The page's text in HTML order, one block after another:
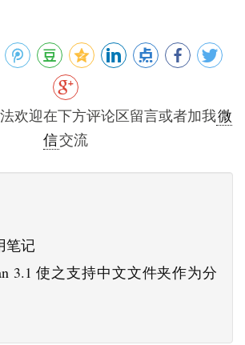
欢迎在下方评论区留言或者加我微
信交流
笔记
3.1 使之支持中文文件夹作为分